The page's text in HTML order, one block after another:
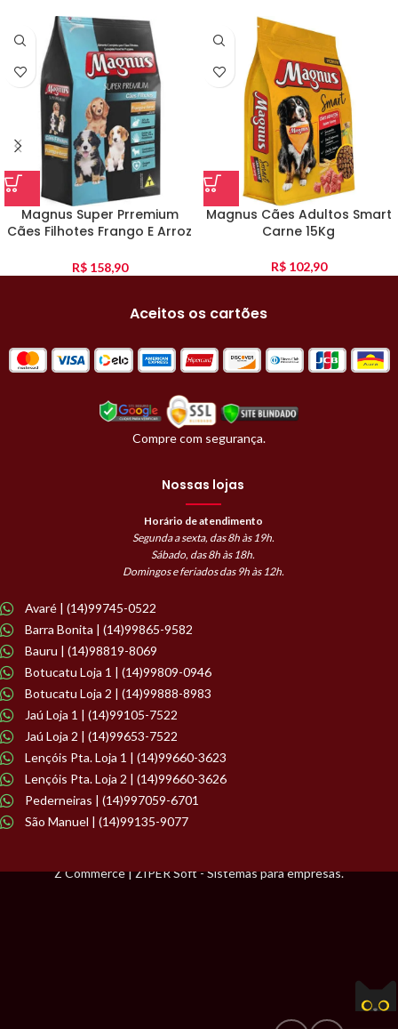
Magnus Super Prremium
Cães Filhotes Frango E Arroz
R$158,90
Magnus Cães Adultos Smart
Carne 15Kg
R$102,90
Aceitos os cartões
Compre com segurança.
Nossas lojas
Horário de atendimento
Segunda a sexta, das 8h às 19h.
Sábado, das 8h às 18h.
Domingos e feriados das 9h às 12h.
Avaré | (14)99745-0522
Barra Bonita | (14)99865-9582
Bauru | (14)98819-8069
Botucatu Loja 1 | (14)99809-0946
Botucatu Loja 2 | (14)99888-8983
Jaú Loja 1 | (14)99105-7522
Jaú Loja 2 | (14)99653-7522
Lençóis Pta. Loja 1 | (14)99660-3623
Lençóis Pta. Loja 2 | (14)99660-3626
Pederneiras | (14)997059-6701
São Manuel | (14)99135-9077
Z Commerce | ZIPER Soft - Sistemas para empresas.